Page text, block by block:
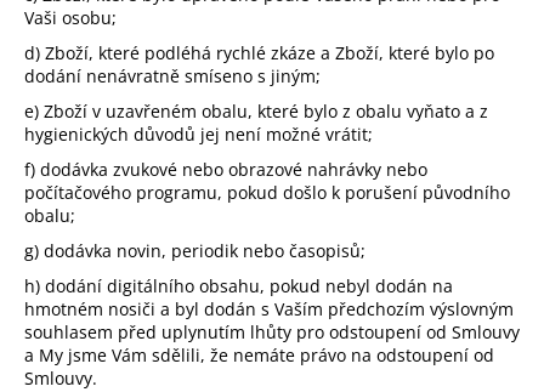
Vaši osobu;
d) Zboží, které podléhá rychlé zkáze a Zboží, které bylo po
dodání nenávratně smíseno s jiným;
e) Zboží v uzavřeném obalu, které bylo z obalu vyňato a z
hygienických důvodů jej není možné vrátit;
f) dodávka zvukové nebo obrazové nahrávky nebo
počítačového programu, pokud došlo k porušení původního
obalu;
g) dodávka novin, periodik nebo časopisů;
h) dodání digitálního obsahu, pokud nebyl dodán na
hmotném nosiči a byl dodán s Vaším předchozím výslovným
souhlasem před uplynutím lhůty pro odstoupení od Smlouvy
a My jsme Vám sdělili, že nemáte právo na odstoupení od
Smlouvy.